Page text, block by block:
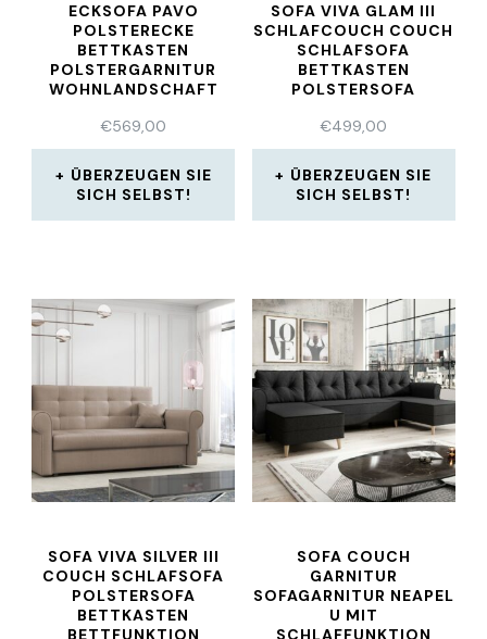
ECKSOFA PAVO
POLSTERECKE
BETTKASTEN
POLSTERGARNITUR
WOHNLANDSCHAFT
€569,00
ÜBERZEUGEN SIE
SICH SELBST!
SOFA VIVA GLAM III
SCHLAFCOUCH COUCH
SCHLAFSOFA
BETTKASTEN
POLSTERSOFA
€499,00
ÜBERZEUGEN SIE
SICH SELBST!
SOFA VIVA SILVER III
COUCH SCHLAFSOFA
POLSTERSOFA
BETTKASTEN
SOFA COUCH
GARNITUR
SOFAGARNITUR NEAPEL
U MIT